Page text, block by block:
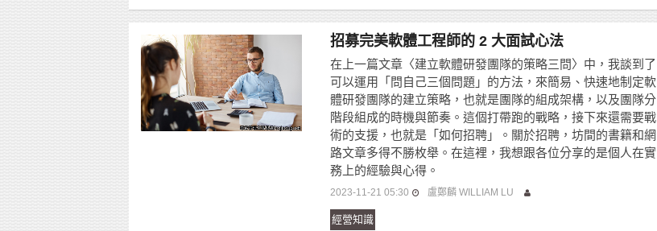
招募完美軟體工程師的 2 大面試心法
在上一篇文章〈建立軟體研發團隊的策略三問〉中，我談到了
可以運用「問自己三個問題」的方法，來簡易、快速地制定軟
體研發團隊的建立策略，也就是團隊的組成架構，以及團隊分
階段組成的時機與節奏。這個打帶跑的戰略，接下來還需要戰
術的支援，也就是「如何招聘」。關於招聘，坊間的書籍和網
路文章多得不勝枚舉。在這裡，我想跟各位分享的是個人在實
務上的經驗與心得。
2023-11-21 05:30 盧鄭麟 WILLIAM LU
經營知識